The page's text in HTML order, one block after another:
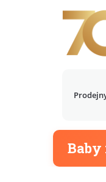
Baby